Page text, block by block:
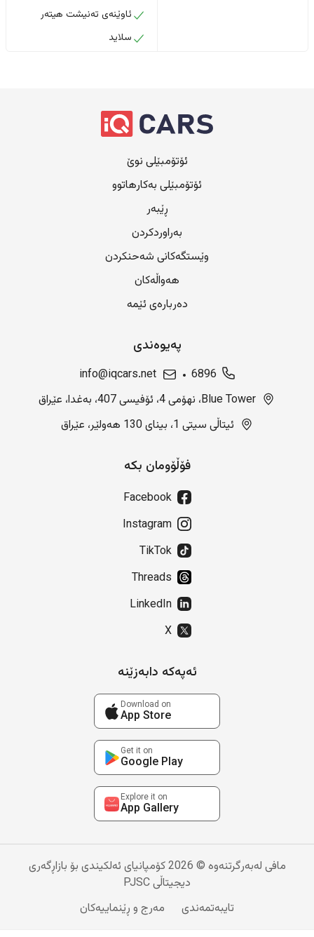
ئاوێنەی تەنیشت هیتەر
سلاید
ئۆتۆمبێلی نوێ
ئۆتۆمبێلی بەکارهاتوو
ڕێبەر
بەراوردکردن
وێستگەکانی شەحنکردن
هەواڵەکان
دەربارەی ئێمە
پەیوەندی
6896
info@iqcars.net
Blue Tower، نهۆمی 4، ئۆفیسی 407، بەغدا، عێراق
ئیتاڵی سیتی 1، بینای 130 هەولێر، عێراق
فۆڵۆومان بکە
Facebook
Instagram
TikTok
Threads
LinkedIn
X
ئەپەکە دابەزێنە
Download on
App Store
Get it on
Google Play
Explore it on
App Gallery
مافی لەبەرگرتنەوە © 2026 کۆمپانیای ئەلکیندی بۆ بازاڕگەری
دیجیتاڵی PJSC
تایبەتمەندی
مەرج و ڕێنماییەکان